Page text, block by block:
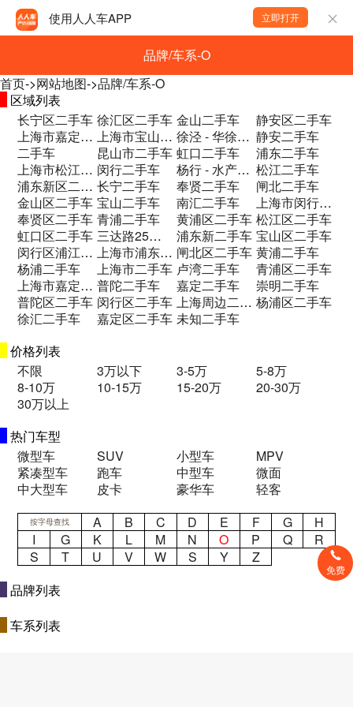
使用人人车APP 立即打开
品牌/车系-O
首页->网站地图->品牌/车系-O
区域列表
长宁区二手车 徐汇区二手车 金山二手车
静安区二手车
上海市嘉定区博园路969号 二手车
上海市宝山区纪蕰路102号B2二手车 徐泾 - 华徐公路289号二手车 静安二手车
二手车
昆山市二手车 虹口二手车
浦东二手车
上海市松江区梅家浜路209号.A栋103二手车 闵行二手车 杨行 - 水产路1699号二手车 松江二手车
浦东新区二手车 长宁二手车 奉贤二手车
闸北二手车
金山区二手车 宝山二手车 南汇二手车
上海市闵行区银都路2538号二手车
奉贤区二手车 青浦二手车 黄浦区二手车 松江区二手车
虹口区二手车
三达路25号2幢 二手车 浦东新二手车 宝山区二手车
闵行区浦江镇三达路25号二手车
上海市浦东新区沪南公路4777号4楼二手车 闸北区二手车 黄浦二手车
杨浦二手车
上海市二手车 卢湾二手车
青浦区二手车
上海市嘉定区嘉罗公路2717号二手车 普陀二手车 嘉定二手车
崇明二手车
普陀区二手车 闵行区二手车 上海周边二手车 杨浦区二手车
徐汇二手车
嘉定区二手车 未知二手车
价格列表
不限
3万以下 3-5万
5-8万
8-10万
10-15万 15-20万
20-30万
30万以上
热门车型
微型车
SUV 小型车
MPV
紧凑型车
跑车 中型车
微面
中大型车
皮卡 豪华车 轻客
按字母查找 A B C D E F G
H
I
G K L M N O P Q
R
S
T U V W S Y
Z
品牌列表
车系列表
免费